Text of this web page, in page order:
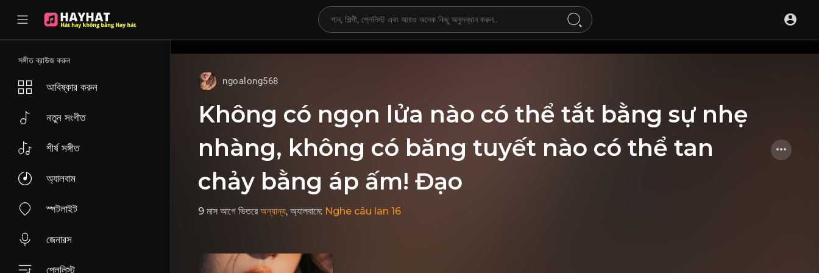
সঙ্গীত ব্রাউজ করুন
আবিষ্কার করুন
নতুন সংগীত
শীর্ষ সঙ্গীত
অ্যালবাম
স্পটলাইট
জেনারস
প্লেলিস্ট
ngoalong568
Không có ngọn lửa nào có thể tắt bằng sự nhẹ
nhàng, không có băng tuyết nào có thể tan
chảy bằng áp ấm! Đạo
9 মাস আগে ভিতরেঅন্যান্য, অ্যালবামে: Nghe câu lan 16